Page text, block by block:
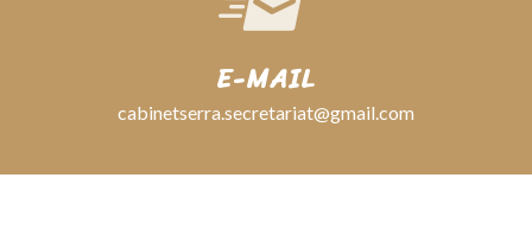
E-MAIL
cabinetserra.secretariat@gmail.com